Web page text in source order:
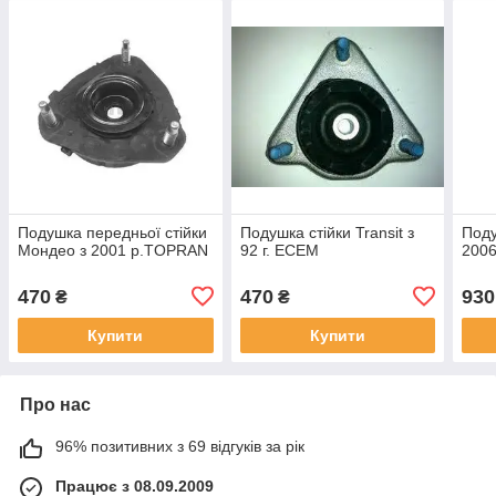
Подушка передньої стійки
Мондео з 2001 р.TOPRAN
470 ₴
Купити
Подушка стійки Transit з
92 г. ECEM
470₴
Купити
930
Про нас
96% позитивних з 69 відгуків за рік
Працює з 08.09.2009